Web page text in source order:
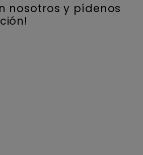
nosotros y pídenos